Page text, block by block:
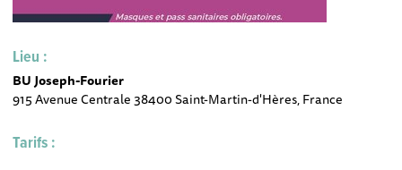
Lieu :
BU Joseph-Fourier
915 Avenue Centrale 38400 Saint-Martin-d'Hères, France
Tarifs :